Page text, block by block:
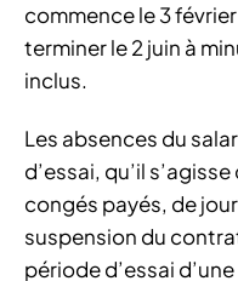
commence le 3
terminer le 2 juin à
inclus.
Les absences du
d’essai, qu’il
congés payés, de
suspension du
période d’essai